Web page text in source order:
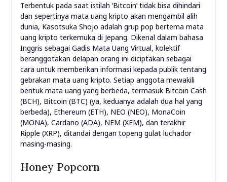
Terbentuk pada saat istilah ‘Bitcoin’ tidak bisa dihindari
dan sepertinya mata uang kripto akan mengambil alih
dunia, Kasotsuka Shojo adalah grup pop bertema mata
uang kripto terkemuka di Jepang. Dikenal dalam bahasa
Inggris sebagai Gadis Mata Uang Virtual, kolektif
beranggotakan delapan orang ini diciptakan sebagai
cara untuk memberikan informasi kepada publik tentang
gebrakan mata uang kripto. Setiap anggota mewakili
bentuk mata uang yang berbeda, termasuk Bitcoin Cash
(BCH), Bitcoin (BTC) (ya, keduanya adalah dua hal yang
berbeda), Ethereum (ETH), NEO (NEO), MonaCoin
(MONA), Cardano (ADA), NEM (XEM), dan terakhir
Ripple (XRP), ditandai dengan topeng gulat luchador
masing-masing.
Honey Popcorn